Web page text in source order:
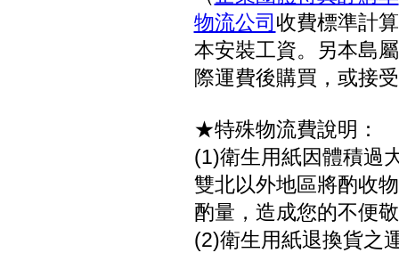
物流公司收費標準計
本安裝工資。另本島
際運費後購買，或接
★特殊物流費說明：
(1)衛生用紙因體積過
雙北以外地區將酌收
酌量，造成您的不便
(2)衛生用紙退換貨之